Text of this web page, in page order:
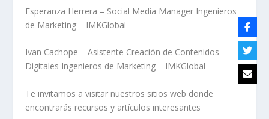
Esperanza Herrera – Social Media Manager Ingenieros
de Marketing – IMKGlobal
Ivan Cachope – Asistente Creación de Contenidos
Digitales Ingenieros de Marketing – IMKGlobal
Te invitamos a visitar nuestros sitios web donde
encontrarás recursos y artículos interesantes